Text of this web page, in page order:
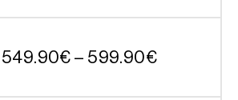
549.90€ – 599.90€